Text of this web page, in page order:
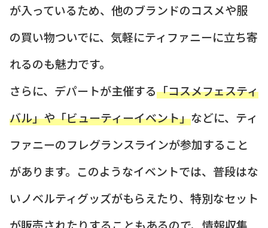
が入っているため、他のブランドのコスメや服
の買い物ついでに、気軽にティファニーに立ち寄
れるのも魅力です。
さらに、デパートが主催する「コスメフェスティ
バル」や「ビューティーイベント」などに、ティ
ファニーのフレグランスラインが参加すること
があります。このようなイベントでは、普段はな
いノベルティグッズがもらえたり、特別なセット
が販売されたりすることもあるので、情報収集